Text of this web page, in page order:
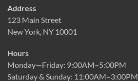
Address
123 Main Street
New York, NY 10001
Hours
Monday—Friday: 9:00AM–5:00PM
Saturday & Sunday: 11:00AM–3:00PM